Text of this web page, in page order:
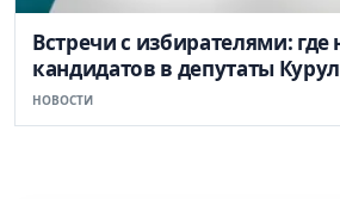
Встречи с избирателями: где
кандидатов в депутаты
НОВОСТИ